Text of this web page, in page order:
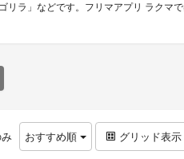
リラ」などです。フリマアプリ ラクマ
おすすめ順 グリッド表